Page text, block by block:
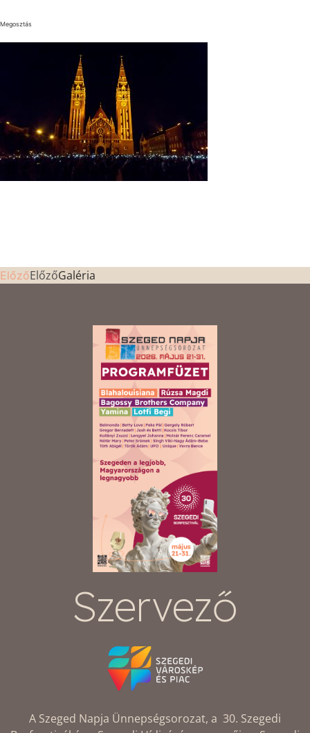
Megosztás
ElőzőElőzőGaléria
Szervező
A Szeged Napja Ünnepségsorozat, a 30. Szegedi